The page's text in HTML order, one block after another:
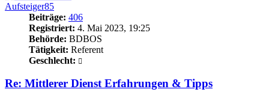
Aufsteiger85
Beiträge: 406
Registriert: 4. Mai 2023, 19:25
Behörde: BDBOS
Tätigkeit: Referent
Geschlecht:
Re: Mittlerer Dienst Erfahrungen & Tipps